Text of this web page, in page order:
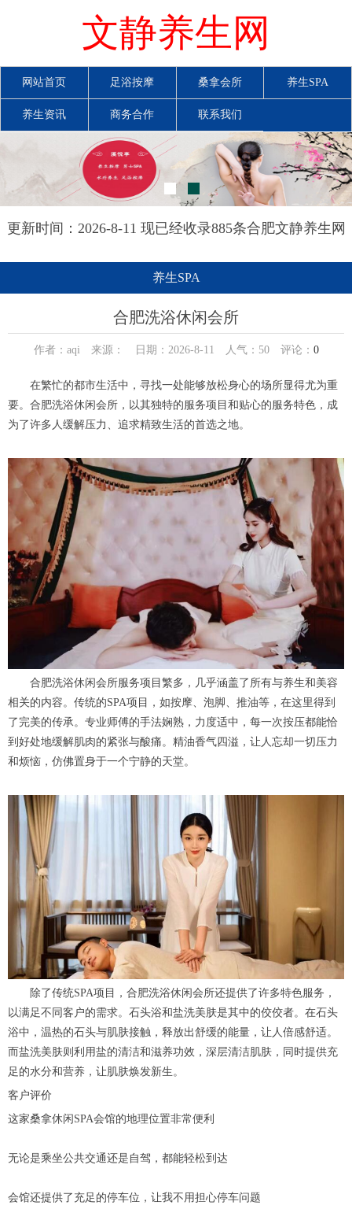
文静养生网
网站首页 足浴按摩 桑拿会所 养生SPA
养生资讯 商务合作 联系我们
更新时间：2026-8-11 现已经收录885条合肥文静养生网
养生SPA
合肥洗浴休闲会所
作者：aqi 来源： 日期：2026-8-11 人气： 50评论： 0
在繁忙的都市生活中，寻找一处能够放松身心的场所显得尤为重
要。合肥洗浴休闲会所，以其独特的服务项目和贴心的服务特色，成
为了许多人缓解压力、追求精致生活的首选之地。
合肥洗浴休闲会所服务项目繁多，几乎涵盖了所有与养生和美容
相关的内容。传统的SPA项目，如按摩、泡脚、推油等，在这里得到
了完美的传承。专业师傅的手法娴熟，力度适中，每一次按压都能恰
到好处地缓解肌肉的紧张与酸痛。精油香气四溢，让人忘却一切压力
和烦恼，仿佛置身于一个宁静的天堂。
除了传统SPA项目，合肥洗浴休闲会所还提供了许多特色服务，
以满足不同客户的需求。石头浴和盐洗美肤是其中的佼佼者。在石头
浴中，温热的石头与肌肤接触，释放出舒缓的能量，让人倍感舒适。
而盐洗美肤则利用盐的清洁和滋养功效，深层清洁肌肤，同时提供充
足的水分和营养，让肌肤焕发新生。
客户评价
这家桑拿休闲SPA会馆的地理位置非常便利
无论是乘坐公共交通还是自驾，都能轻松到达
会馆还提供了充足的停车位，让我不用担心停车问题